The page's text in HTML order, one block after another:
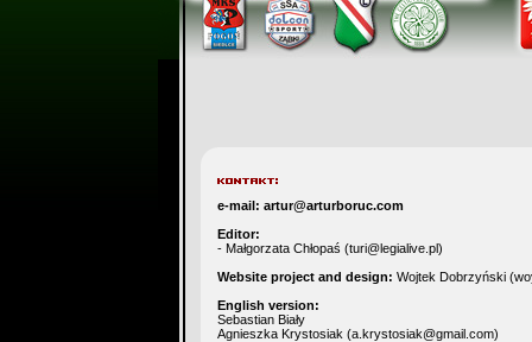
e-mail: artur@arturboruc.com
Editor:
- Małgorzata Chłopaś (turi@legialive.pl)
Website project and design: Wojtek Dobrzyński (
English version:
Sebastian Biały
Agnieszka Krystosiak (a.krystosiak@gmail.com)